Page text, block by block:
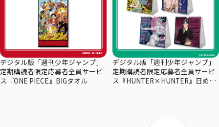
デジタル版「週刊少年ジャンプ」
定期購読者限定応募者全員サービ
ス『ONE PIECE』BIGタオル
デジタル版「週刊少年ジャンプ」
定期購読者限定応募者全員サービ
ス『HUNTER×HUNTER』日めく